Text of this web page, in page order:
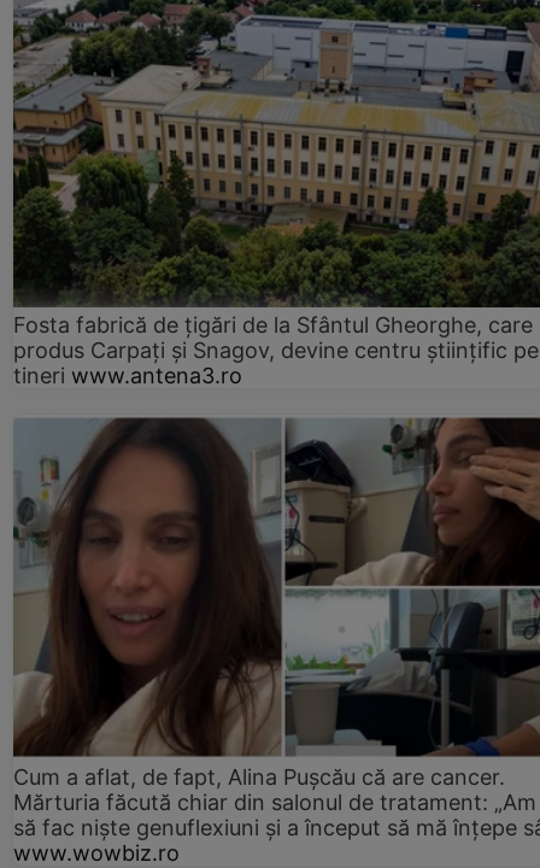
Fosta fabrică de țigări de la Sfântul Gheorghe, care
produs Carpați și Snagov, devine centru științific
tineri www.antena3.ro
Cum a aflat, de fapt, Alina Pușcău că are cancer.
Mărturia făcută chiar din salonul de tratament:
să fac niște genuflexiuni și a început să mă înțepe
www.wowbiz.ro